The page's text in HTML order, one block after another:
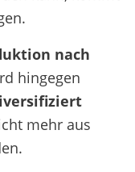
nach
hingegen
mehr aus